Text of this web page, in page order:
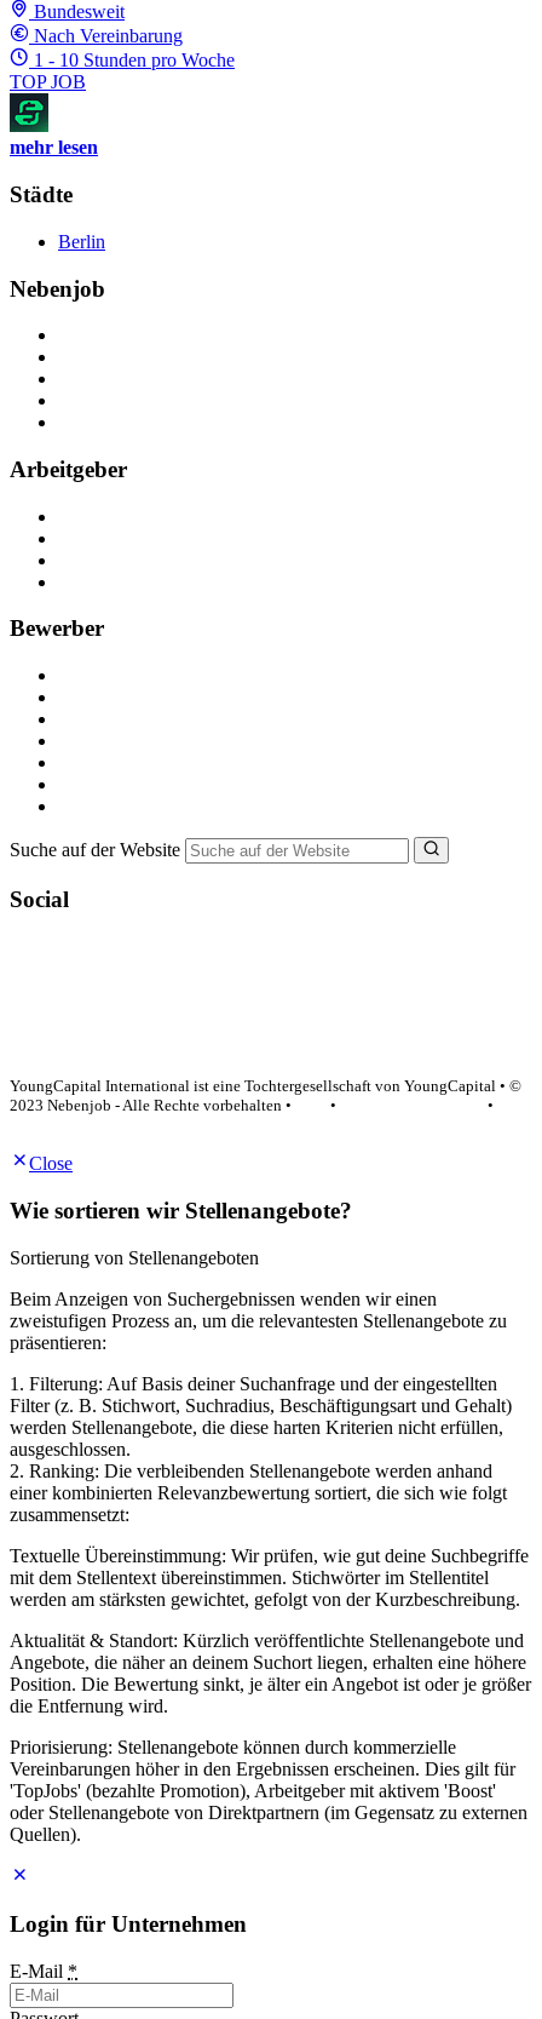
Bundesweit
Nach Vereinbarung
1 - 10 Stunden pro Woche
TOP JOB
mehr lesen
Städte
Berlin
Nebenjob
Arbeitgeber
Bewerber
Suche auf der Website
Social
YoungCapital International ist eine Tochtergesellschaft von YoungCapital • ©
2023 Nebenjob - Alle Rechte vorbehalten •
•
•
Close
Wie sortieren wir Stellenangebote?
Sortierung von Stellenangeboten
Beim Anzeigen von Suchergebnissen wenden wir einen
zweistufigen Prozess an, um die relevantesten Stellenangebote zu
präsentieren:
1. Filterung: Auf Basis deiner Suchanfrage und der eingestellten
Filter (z. B. Stichwort, Suchradius, Beschäftigungsart und Gehalt)
werden Stellenangebote, die diese harten Kriterien nicht erfüllen,
ausgeschlossen.
2. Ranking: Die verbleibenden Stellenangebote werden anhand
einer kombinierten Relevanzbewertung sortiert, die sich wie folgt
zusammensetzt:
Textuelle Übereinstimmung: Wir prüfen, wie gut deine Suchbegriffe
mit dem Stellentext übereinstimmen. Stichwörter im Stellentitel
werden am stärksten gewichtet, gefolgt von der Kurzbeschreibung.
Aktualität & Standort: Kürzlich veröffentlichte Stellenangebote und
Angebote, die näher an deinem Suchort liegen, erhalten eine höhere
Position. Die Bewertung sinkt, je älter ein Angebot ist oder je größer
die Entfernung wird.
Priorisierung: Stellenangebote können durch kommerzielle
Vereinbarungen höher in den Ergebnissen erscheinen. Dies gilt für
'TopJobs' (bezahlte Promotion), Arbeitgeber mit aktivem 'Boost'
oder Stellenangebote von Direktpartnern (im Gegensatz zu externen
Quellen).
Login für Unternehmen
E-Mail *